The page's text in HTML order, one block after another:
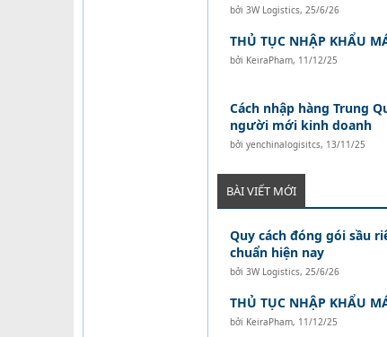
bởi 3W Logistics, 25/6/26
THỦ TỤC NHẬP KHẨU
bởi KeiraPham, 11/12/25
Cách nhập hàng Trung
người mới kinh doanh
bởi yenchinalogisitcs, 13/11/25
BÀI VIẾT MỚI
Quy cách đóng gói sầu
chuẩn hiện nay
bởi 3W Logistics, 25/6/26
THỦ TỤC NHẬP KHẨU
bởi KeiraPham, 11/12/25